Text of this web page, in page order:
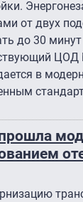
от двух
до 30
в